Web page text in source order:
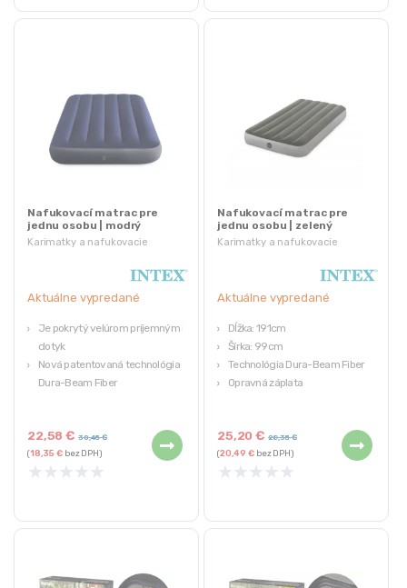
Karimatky a nafukovacie
Nafukovací matrac pre
jednu osobu | modrý
Aktuálne vypredané
Je pokrytý velúrom príjemným na
dotyk
Nová patentovaná technológia
Dura-Beam Fiber
cesty
22,58€ 30,45€
(18,35€bez DPH)
★ ★ ★ ★ ★
Karimatky a nafukovacie
Nafukovací matrac pre
jednu osobu | zelený
Aktuálne vypredané
Dĺžka: 191cm
Šírka: 99cm
Technológia Dura-Beam Fiber
Opravná záplata
25,20€ 28,35€
(20,49€bez DPH)
★ ★ ★ ★ ★